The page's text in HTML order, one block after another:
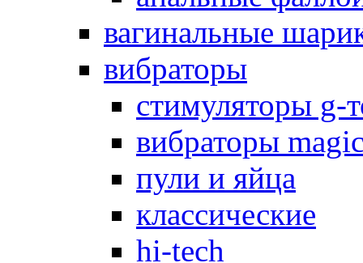
вагинальные
вибраторы
стимуляторы g-
вибраторы
пули и яйца
классические
hi-tech